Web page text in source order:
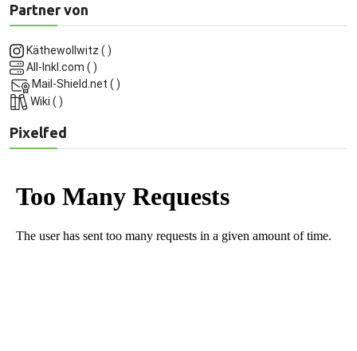
Partner von
Käthewollwitz ( )
All-Inkl.com ( )
Mail-Shield.net ( )
Wiki ( )
Pixelfed